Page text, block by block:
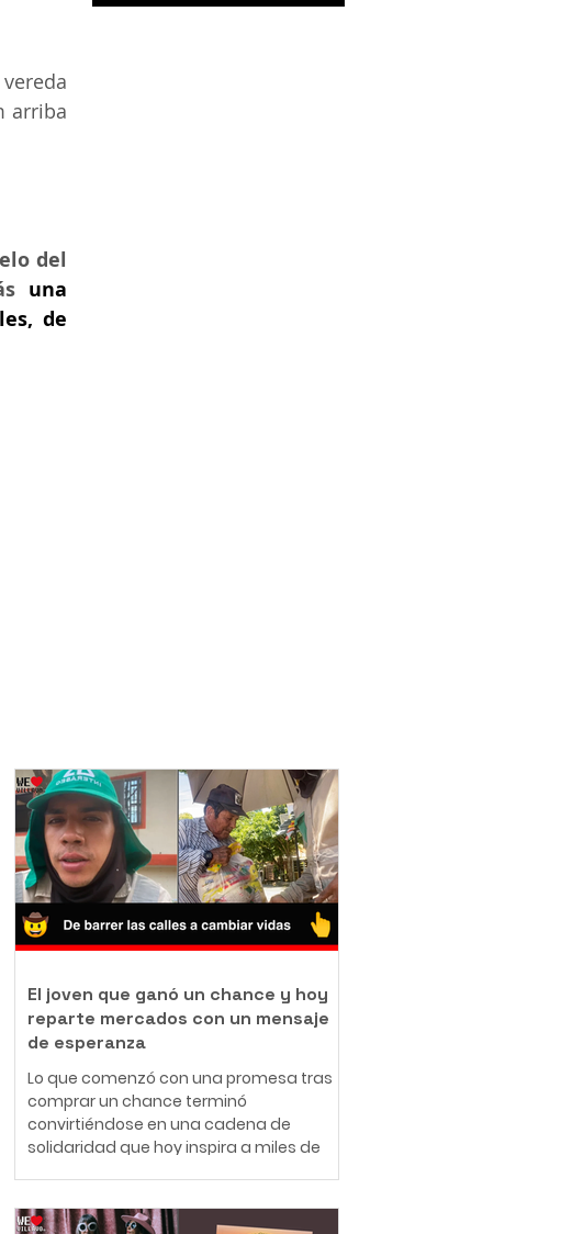
arriba
del
una
de
El joven que ganó un chance y hoy
reparte mercados con un mensaje
de esperanza
Lo que comenzó con una promesa tras
comprar un chance terminó
convirtiéndose en una cadena de
solidaridad que hoy inspira a miles de
conocido como "Panita", combina su